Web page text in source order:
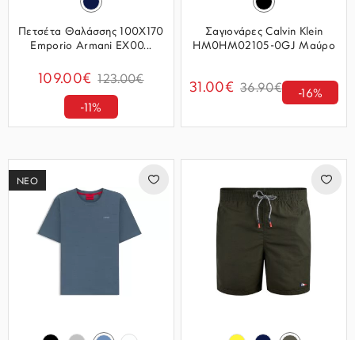
Πετσέτα Θαλάσσης 100Χ170
Emporio Armani EX00...
109.00€ 123.00€
-11%
Σαγιονάρες Calvin Klein
HM0HM02105-0GJ Μαύρο
31.00€ 36.90€ -16%
ΝΕΟ